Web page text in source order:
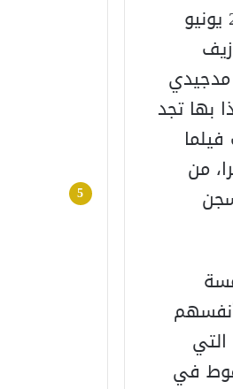
ومن بين المشاركين في هذه الندوة التي نظمت على مدي يومين، 20 و21 يونيو
مدجيدي
بها تجد
من
أنفسهم
في